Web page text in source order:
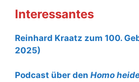
Interessantes
Reinhard Kraatz zum 100.
2025)
Podcast über den Homo